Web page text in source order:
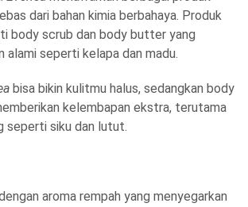
dari bahan kimia berbahaya. Produk
body scrub dan body butter yang
alami seperti kelapa dan madu.
bisa bikin kulitmu halus, sedangkan body
kelembapan ekstra, terutama
seperti siku dan lutut.
aroma rempah yang menyegarkan